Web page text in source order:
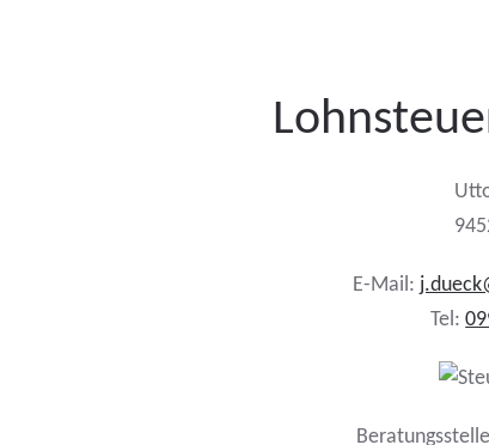
E-Mail:
Tel: